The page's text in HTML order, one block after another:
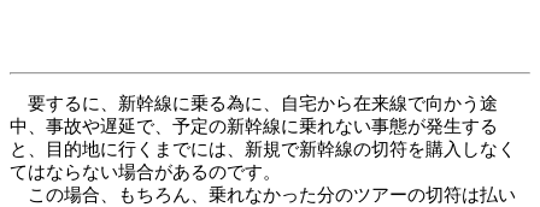
要するに、新幹線に乗る為に、自宅から在来線で向かう途
中、事故や遅延で、予定の新幹線に乗れない事態が発生する
と、目的地に行くまでには、新規で新幹線の切符を購入しなく
てはならない場合があるのです。
この場合、もちろん、乗れなかった分のツアーの切符は払い